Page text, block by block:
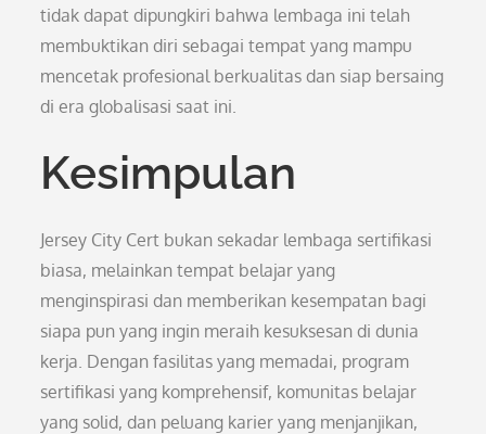
tidak dapat dipungkiri bahwa lembaga ini telah
membuktikan diri sebagai tempat yang mampu
mencetak profesional berkualitas dan siap bersaing
di era globalisasi saat ini.
Kesimpulan
Jersey City Cert bukan sekadar lembaga sertifikasi
biasa, melainkan tempat belajar yang
menginspirasi dan memberikan kesempatan bagi
siapa pun yang ingin meraih kesuksesan di dunia
kerja. Dengan fasilitas yang memadai, program
sertifikasi yang komprehensif, komunitas belajar
yang solid, dan peluang karier yang menjanjikan,